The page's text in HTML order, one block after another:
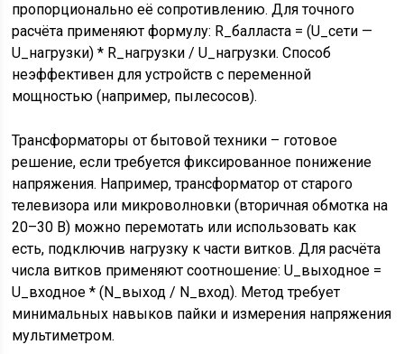
пропорционально её сопротивлению. Для точного
расчёта применяют формулу: R_балласта = (U_сети —
U_нагрузки) * R_нагрузки / U_нагрузки. Способ
неэффективен для устройств с переменной
мощностью (например, пылесосов).
Трансформаторы от бытовой техники – готовое
решение, если требуется фиксированное понижение
напряжения. Например, трансформатор от старого
телевизора или микроволновки (вторичная обмотка на
20–30 В) можно перемотать или использовать как
есть, подключив нагрузку к части витков. Для расчёта
числа витков применяют соотношение: U_выходное =
U_входное * (N_выход / N_вход). Метод требует
минимальных навыков пайки и измерения напряжения
мультиметром.